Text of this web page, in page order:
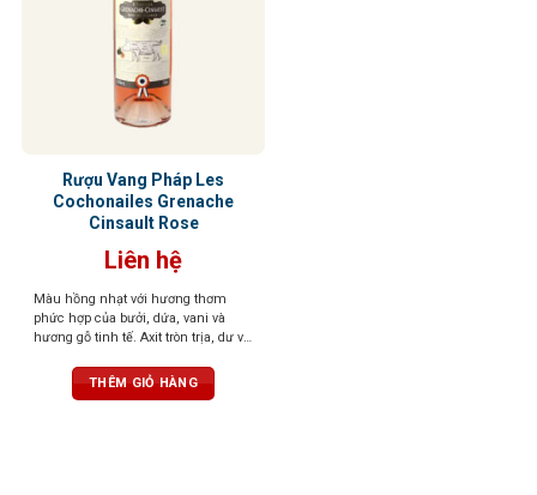
Rượu Vang Pháp Les
Cochonailes Grenache
Cinsault Rose
Liên hệ
Màu hồng nhạt với hương thơm
phức hợp của bưởi, dứa, vani và
hương gỗ tinh tế. Axit tròn trịa, dư vị
biệt, tinh tế và sống động
THÊM GIỎ HÀNG